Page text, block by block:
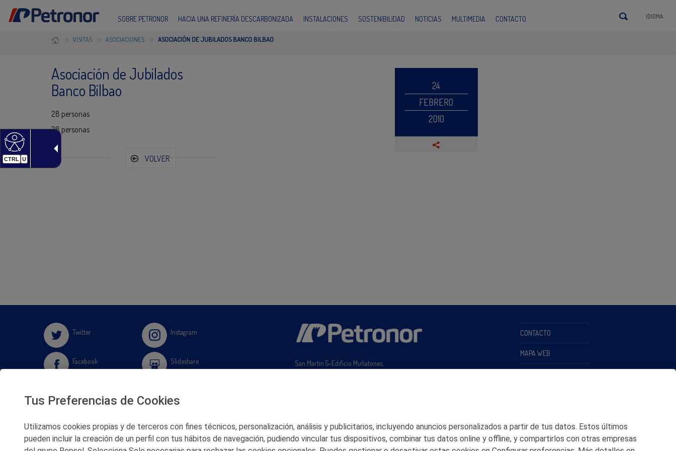
CTRL U
SOBRE PETRONOR HACIA UNA REFINERÍA DESCARBONIZADA INSTALACIONES SOSTENIBILIDAD NOTICIAS MULTIMEDIA CONTACTO IDIOMA
VISITAS ASOCIACIONES ASOCIACIÓN DE JUBILADOS BANCO BILBAO
Asociación de Jubilados
Banco Bilbao
28 personas
28 personas
VOLVER
24
FEBRERO
2010
Twitter
Facebook
Instagram
Slideshare
San Martín 5-Edificio Muñatones,
48550 Muskiz (Bizkaia)
CONTACTO
MAPA WEB
CANAL DE ÉTICA
Tus Preferencias de Cookies
Utilizamos cookies propias y de terceros con fines técnicos, personalización, análisis y publicitarios, incluyendo anuncios personalizados a partir de tus datos. Estos últimos
pueden incluir la creación de un perfil con tus hábitos de navegación, pudiendo vincular tus dispositivos, combinar tus datos online y offline, y compartirlos con otras empresas